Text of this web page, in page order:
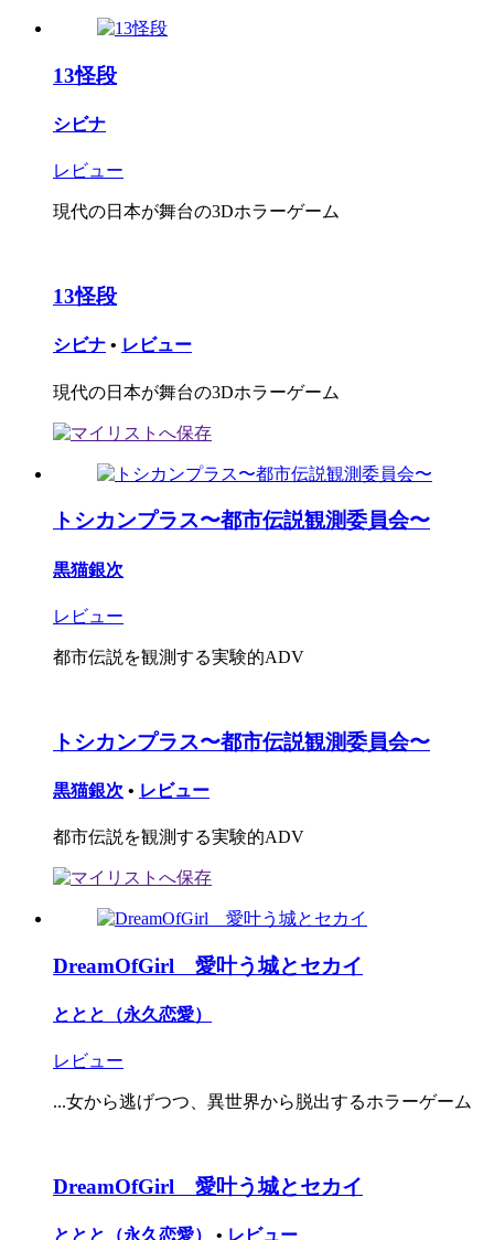
13怪段
シビナ
レビュー
現代の日本が舞台の3Dホラーゲーム
13怪段
シビナ • レビュー
現代の日本が舞台の3Dホラーゲーム
トシカンプラス〜都市伝説観測委員会〜
黒猫銀次
レビュー
都市伝説を観測する実験的ADV
トシカンプラス〜都市伝説観測委員会〜
黒猫銀次 • レビュー
都市伝説を観測する実験的ADV
DreamOfGirl 愛叶う城とセカイ
ととと（永久恋愛）
レビュー
...女から逃げつつ、異世界から脱出するホラーゲーム
DreamOfGirl 愛叶う城とセカイ
ととと（永久恋愛） • レビュー